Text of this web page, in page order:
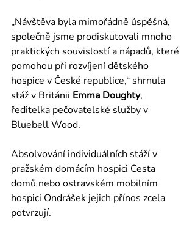
„Návštěva byla mimořádně úspěšná,
společně jsme prodiskutovali mnoho
praktických souvislostí a nápadů, které
pomohou při rozvíjení dětského
hospice v České republice,“ shrnula
stáž v Británii Emma Doughty,
ředitelka pečovatelské služby v
Bluebell Wood.
Absolvování individuálních stáží v
pražském domácím hospici Cesta
domů nebo ostravském mobilním
hospici Ondrášek jejich přínos zcela
potvrzují.